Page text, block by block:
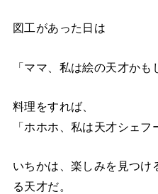
図工があった日は
「ママ、私は絵の天才かも
料理をすれば、
「ホホホ、私は天才シェフ
いちかは、楽しみを見つけ
る天才だ。